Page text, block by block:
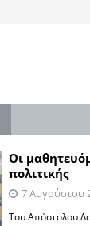
Οι
πολιτικής
7 Αυγούστου
Του Απόστολου